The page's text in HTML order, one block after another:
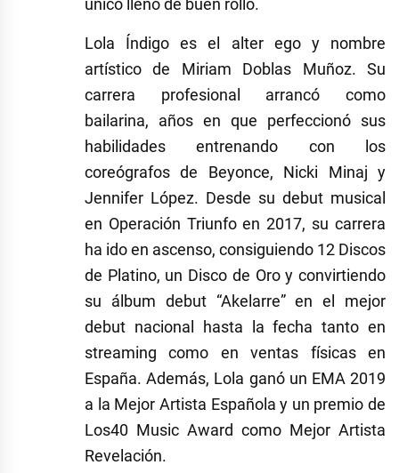
Lola Índigo es el alter egoy nombre
artístico de Miriam Doblas Muñoz. Su
carrera profesional arrancó como
bailarina, años en que perfeccionó sus
habilidades entrenando con los
coreógrafos de Beyonce, Nicki Minaj y
Jennifer López. Desde su debut musical
en Operación Triunfo en 2017, su carrera
ha ido en ascenso, consiguiendo 12 Discos
de Platino, un Disco de Oro y convirtiendo
su álbum debut “Akelarre”en el mejor
debut nacional hasta la fecha tanto en
streaming como en ventas físicas en
España. Además, Lola ganó un EMA 2019
a la Mejor Artista Española y un premio de
Los40 Music Award como Mejor Artista
Revelación.